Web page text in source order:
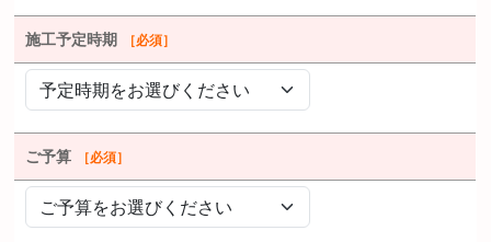
施工予定時期 ［必須］
ご予算 ［必須］